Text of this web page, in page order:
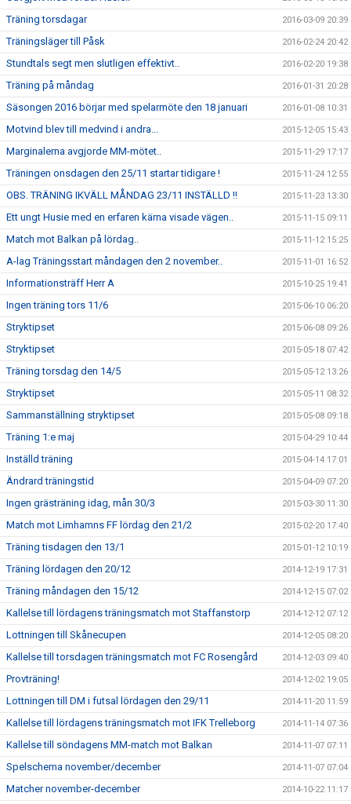
Träning torsdagar 2016-03-09 20:39
Träningsläger till Påsk 2016-02-24 20:42
Stundtals segt men slutligen effektivt.. 2016-02-20 19:38
Träning på måndag 2016-01-31 20:28
Säsongen 2016 börjar med spelarmöte den 18 januari 2016-01-08 10:31
Motvind blev till medvind i andra... 2015-12-05 15:43
Marginalerna avgjorde MM-mötet.. 2015-11-29 17:17
Träningen onsdagen den 25/11 startar tidigare ! 2015-11-24 12:55
OBS. TRÄNING IKVÄLL MÅNDAG 23/11 INSTÄLLD !! 2015-11-23 13:30
Ett ungt Husie med en erfaren kärna visade vägen.. 2015-11-15 09:11
Match mot Balkan på lördag.. 2015-11-12 15:25
A-lag Träningsstart måndagen den 2 november.. 2015-11-01 16:52
Informationsträff Herr A 2015-10-25 19:41
Ingen träning tors 11/6 2015-06-10 06:20
Stryktipset 2015-06-08 09:26
Stryktipset 2015-05-18 07:42
Träning torsdag den 14/5 2015-05-12 13:26
Stryktipset 2015-05-11 08:32
Sammanställning stryktipset 2015-05-08 09:18
Träning 1:e maj 2015-04-29 10:44
Inställd träning 2015-04-14 17:01
Ändrard träningstid 2015-04-09 07:20
Ingen grästräning idag, mån 30/3 2015-03-30 11:30
Match mot Limhamns FF lördag den 21/2 2015-02-20 17:40
Träning tisdagen den 13/1 2015-01-12 10:19
Träning lördagen den 20/12 2014-12-19 17:31
Träning måndagen den 15/12 2014-12-15 07:02
Kallelse till lördagens träningsmatch mot Staffanstorp 2014-12-12 07:12
Lottningen till Skånecupen 2014-12-05 08:20
Kallelse till torsdagen träningsmatch mot FC Rosengård 2014-12-03 09:40
Provträning! 2014-12-02 19:05
Lottningen till DM i futsal lördagen den 29/11 2014-11-20 11:59
Kallelse till lördagens träningsmatch mot IFK Trelleborg 2014-11-14 07:36
Kallelse till söndagens MM-match mot Balkan 2014-11-07 07:11
Spelschema november/december 2014-11-07 07:04
Matcher november-december 2014-10-22 11:17